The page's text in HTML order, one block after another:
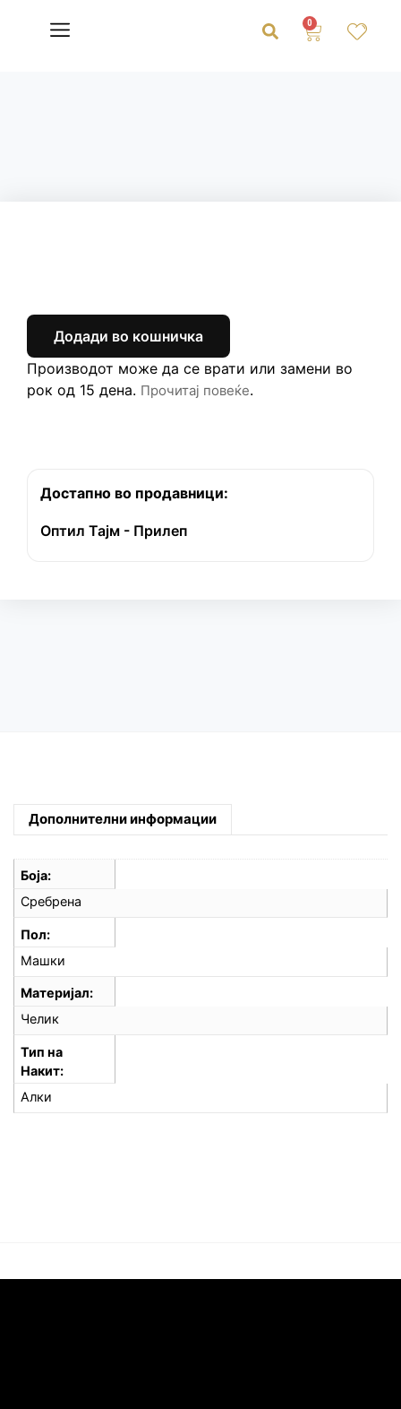
0
Додади во кошничка
Производот може да се врати или замени во
рок од 15 дена. Прочитај повеќе.
Достапно во продавници:
Оптил Тајм - Прилеп
Дополнителни информации
Боја
Сребрена
Пол
Машки
Материјал
Челик
Тип на
Накит
Алки